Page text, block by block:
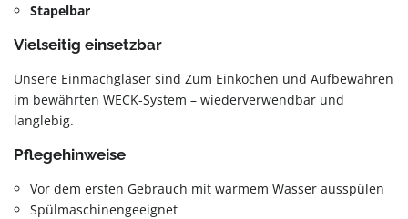
Stapelbar
Vielseitig einsetzbar
Unsere Einmachgläser sind Zum Einkochen und Aufbewahren
im bewährten WECK-System – wiederverwendbar und
langlebig.
Pflegehinweise
Vor dem ersten Gebrauch mit warmem Wasser ausspülen
Spülmaschinengeeignet